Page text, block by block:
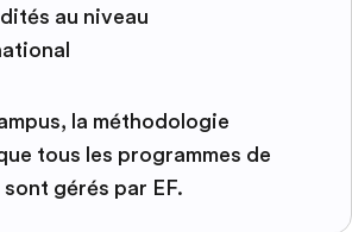
au niveau
la méthodologie
tous les programmes de
gérés par EF.